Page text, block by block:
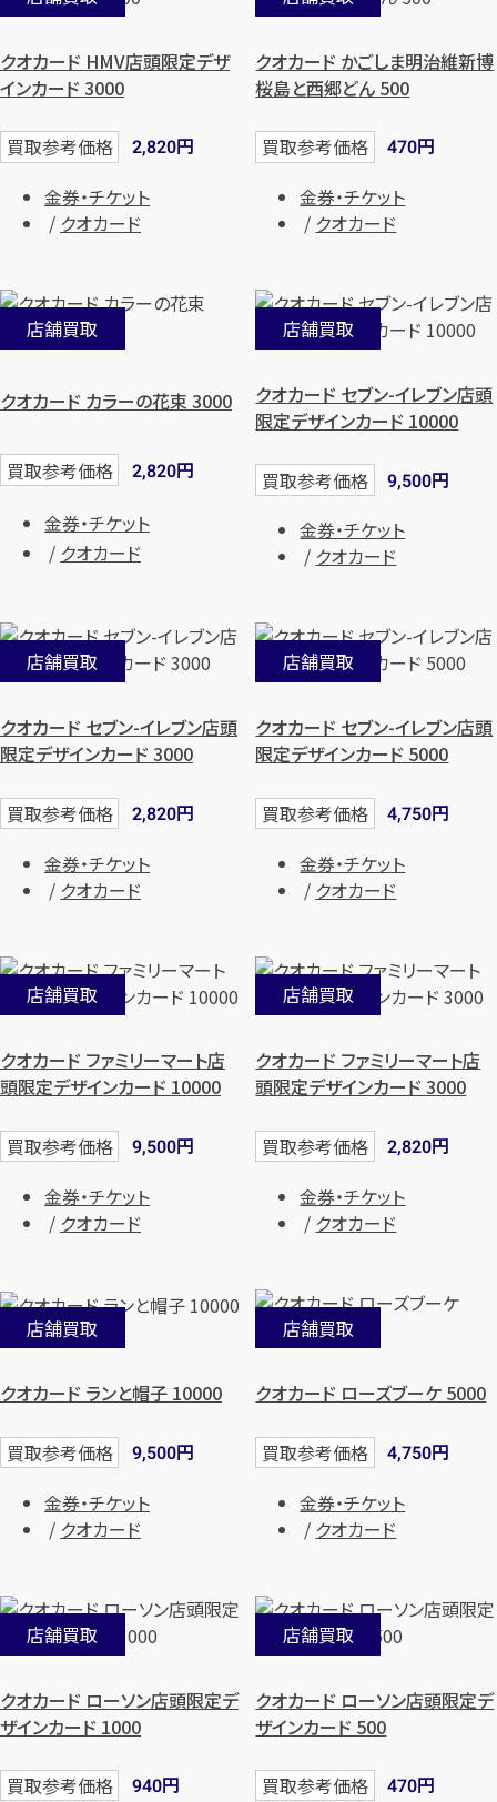
クオカード HMV店頭限定デザ
インカード 3000
買取参考価格 2,820円
金券・チケット
クオカード
クオカード かごしま明治維新博
桜島と西郷どん 500
買取参考価格 470円
金券・チケット
クオカード
店舗買取
クオカード カラーの花束 3000
買取参考価格 2,820円
金券・チケット
クオカード
店舗買取
クオカード セブン-イレブン店頭
限定デザインカード 10000
買取参考価格 9,500円
金券・チケット
クオカード
店舗買取
クオカード セブン-イレブン店頭
限定デザインカード 3000
買取参考価格 2,820円
金券・チケット
クオカード
店舗買取
クオカード セブン-イレブン店頭
限定デザインカード 5000
買取参考価格 4,750円
金券・チケット
クオカード
店舗買取
クオカード ファミリーマート店
頭限定デザインカード 10000
買取参考価格 9,500円
金券・チケット
クオカード
店舗買取
クオカード ファミリーマート店
頭限定デザインカード 3000
買取参考価格 2,820円
金券・チケット
クオカード
店舗買取
クオカード ランと帽子 10000
買取参考価格 9,500円
金券・チケット
クオカード
店舗買取
クオカード ローズブーケ 5000
買取参考価格 4,750円
金券・チケット
クオカード
店舗買取
クオカード ローソン店頭限定デ
ザインカード 1000
買取参考価格 940円
店舗買取
クオカード ローソン店頭限定デ
ザインカード 500
買取参考価格 470円